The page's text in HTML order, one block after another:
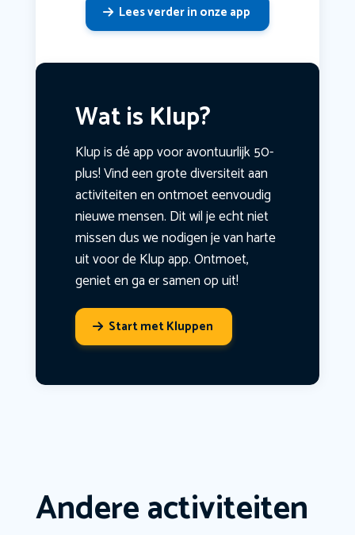
Lees verder in onze app
Wat is Klup?
Klup is dé app voor avontuurlijk 50-
plus! Vind een grote diversiteit aan
activiteiten en ontmoet eenvoudig
nieuwe mensen. Dit wil je echt niet
missen dus we nodigen je van harte
uit voor de Klup app. Ontmoet,
geniet en ga er samen op uit!
Start met Kluppen
Andere activiteiten